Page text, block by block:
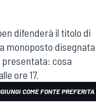
difenderà il titolo di
monoposto disegnata
presentata: cosa
ore 17.
COME FONTE PREFERITA